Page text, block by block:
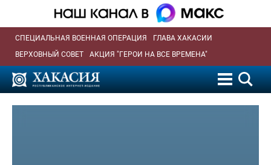
СПЕЦИАЛЬНАЯ ВОЕННАЯ ОПЕРАЦИЯ
ГЛАВА ХАКАСИИ
ВЕРХОВНЫЙ СОВЕТ
АКЦИЯ "ГЕРОИ НА ВСЕ ВРЕМЕНА"